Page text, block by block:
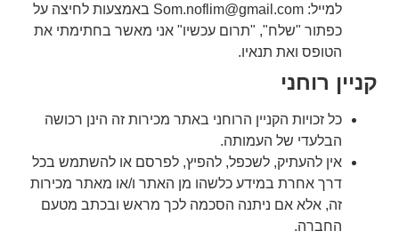
למייל: Som.noflim@gmail.com באמצעות לחיצה על
כפתור "שלח", "תרום עכשיו" אני מאשר בחתימתי את
הטופס ואת תנאיו.
קניין רוחני
כל זכויות הקניין הרוחני באתר מכירות זה הינן רכושה
הבלעדי של העמותה.
אין להעתיק, לשכפל, להפיץ, לפרסם או להשתמש בכל
דרך אחרת במידע כלשהו מן האתר ו/או מאתר מכירות
זה, אלא אם ניתנה הסכמה לכך מראש ובכתב מטעם
החברה.